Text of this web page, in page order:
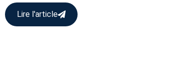
Lire l'article